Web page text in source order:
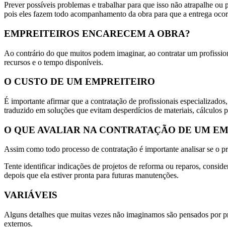
Prever possíveis problemas e trabalhar para que isso não atrapalhe
pois eles fazem todo acompanhamento da obra para que a entrega
EMPREITEIROS ENCARECEM A OBRA?
Ao contrário do que muitos podem imaginar, ao contratar um
recursos e o tempo disponíveis.
O CUSTO DE UM EMPREITEIRO
É importante afirmar que a contratação de profissionais
traduzido em soluções que evitam desperdícios de materiais, cálculos
O QUE AVALIAR NA CONTRATAÇÃO DE UM
Assim como todo processo de contratação é importante analisar se o
Tente identificar indicações de projetos de reforma ou reparos,
depois que ela estiver pronta para futuras manutenções.
VARIÁVEIS
Alguns detalhes que muitas vezes não imaginamos são pensados
externos.